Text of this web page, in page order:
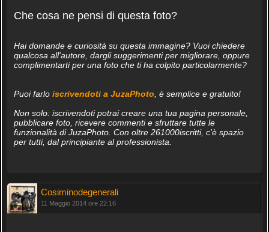
Che cosa ne pensi di questa foto?
Hai domande e curiosità su questa immagine? Vuoi chiedere
qualcosa all'autore, dargli suggerimenti per migliorare, oppure
complimentarti per una foto che ti ha colpito particolarmente?
Puoi farlo iscrivendoti a JuzaPhoto , è semplice e gratuito!
Non solo: iscrivendoti potrai creare una tua pagina personale,
pubblicare foto, ricevere commenti e sfruttare tutte le
funzionalità di JuzaPhoto. Con oltre 261000iscritti, c'è spazio
per tutti, dal principiante al professionista.
Cosiminodegenerali
11 Maggio 2014 ore 22:16